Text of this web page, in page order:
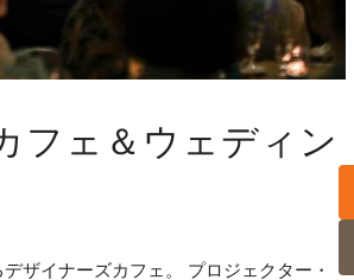
フェ＆ウェディン
ザイナーズカフェ。 プロジェクター・